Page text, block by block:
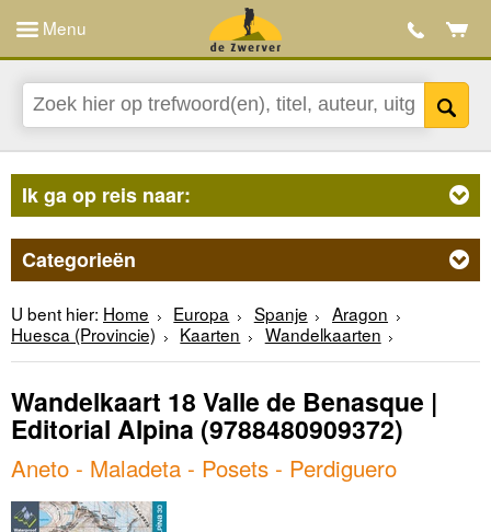
Menu
Ik ga op reis naar:
Categorieën
U bent hier: Home Europa Spanje
Aragon
Huesca (Provincie)
Kaarten Wandelkaarten
Wandelkaart 18 Valle de Benasque |
Editorial Alpina (9788480909372)
Aneto - Maladeta - Posets - Perdiguero